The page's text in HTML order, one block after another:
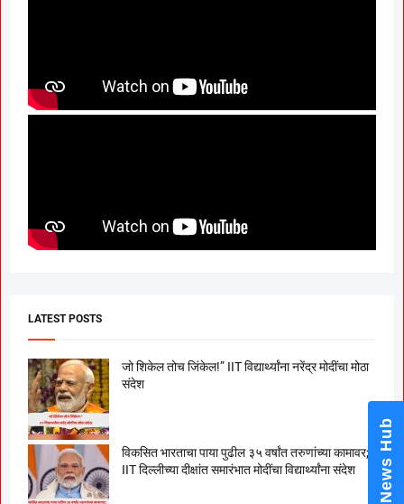
LATEST POSTS
जो शिकेल तोच जिंकेल!” IIT विद्यार्थ्यांना नरेंद्र मोदींचा मोठा
संदेश
विकसित भारताचा पाया पुढील ३५ वर्षांत तरुणांच्या कामावर;
IIT दिल्लीच्या दीक्षांत समारंभात मोदींचा विद्यार्थ्यांना संदेश
News Hub